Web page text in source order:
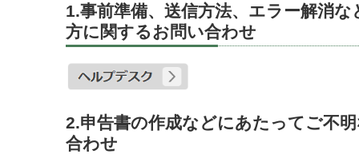
1.事前準備、送信方法、エラー解消
方に関するお問い合わせ
2.申告書の作成などにあたってご不
合わせ